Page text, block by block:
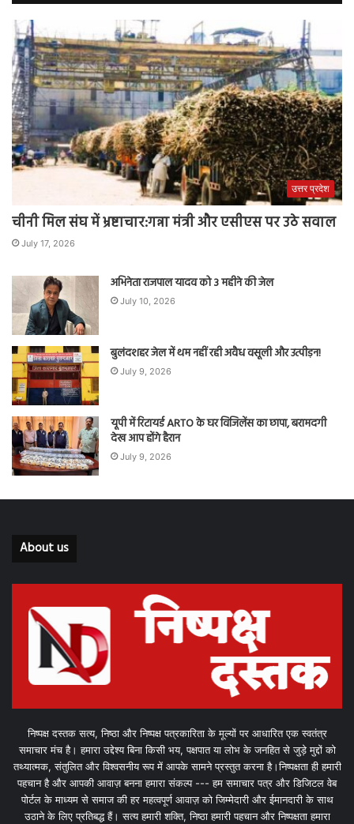
उत्तर प्रदेश
चीनी मिल संघ में भ्रष्टाचार:गन्ना मंत्री और एसीएस पर उठे सवाल
July 17, 2026
अभिनेता राजपाल यादव को 3 महीने की जेल
July 10, 2026
बुलंदशहर जेल में थम नहीं रही अवैध वसूली और उत्पीड़न!
July 9, 2026
यूपी में रिटायर्ड ARTO के घर विजिलेंस का छापा, बरामदगी
देख आप होंगे हैरान
July 9, 2026
About us
निष्पक्ष दस्तक सत्य, निष्ठा और निष्पक्ष पत्रकारिता के मूल्यों पर आधारित एक स्वतंत्र
समाचार मंच है। हमारा उद्देश्य बिना किसी भय, पक्षपात या लोभ के जनहित से जुड़े मुद्दों को
तथ्यात्मक, संतुलित और विश्वसनीय रूप में आपके सामने प्रस्तुत करना है।निष्पक्षता ही हमारी
पहचान है और आपकी आवाज़ बनना हमारा संकल्प --- हम समाचार पत्र और डिजिटल वेब
पोर्टल के माध्यम से समाज की हर महत्वपूर्ण आवाज़ को जिम्मेदारी और ईमानदारी के साथ
उठाने के लिए प्रतिबद्ध हैं। सत्य हमारी शक्ति, निष्ठा हमारी पहचान और निष्पक्षता हमारा